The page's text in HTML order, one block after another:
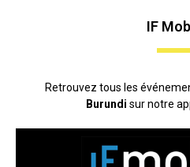
IF
Retrouvez tous les
Burundi sur notre